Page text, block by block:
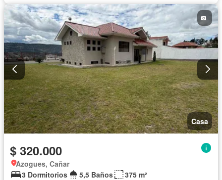
Casa
$ 320.000
Azogues, Cañar
3 Dormitorios
5,5 Baños
375 m²